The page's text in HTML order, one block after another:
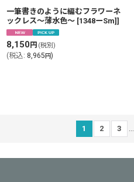
一筆書きのように編むフラワーネ
ックレス〜薄水色〜 [1348ーSm] ]
8,150円 (税別)
(税込: 8,965円)
1 2 3